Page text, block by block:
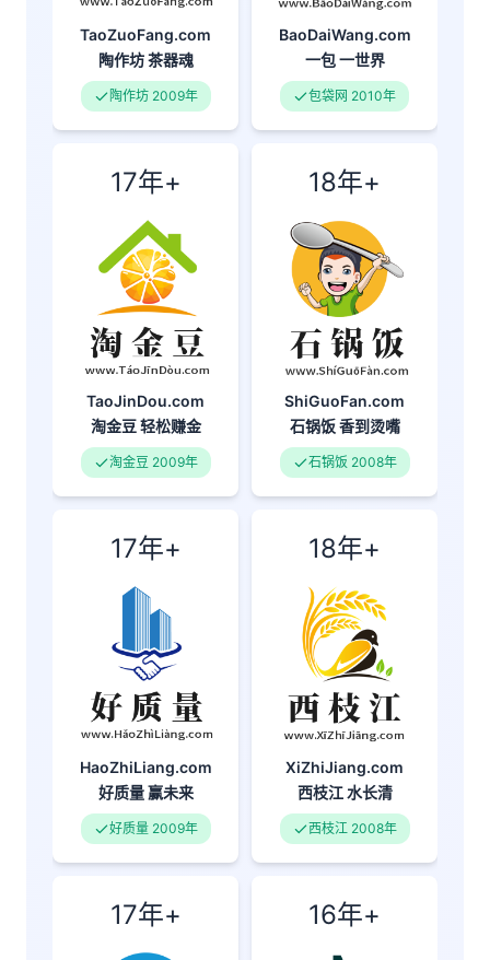
TaoZuoFang.com
陶作坊茶器魂
陶作坊 2009年
BaoDaiWang.com
一包一世界
包袋网 2010年
17年+
TaoJinDou.com
淘金豆轻松赚金
淘金豆 2009年
18年+
ShiGuoFan.com
石锅饭香到烫嘴
石锅饭 2008年
17年+
HaoZhiLiang.com
好质量赢未来
好质量 2009年
18年+
XiZhiJiang.com
西枝江水长清
西枝江 2008年
17年+ 16年+